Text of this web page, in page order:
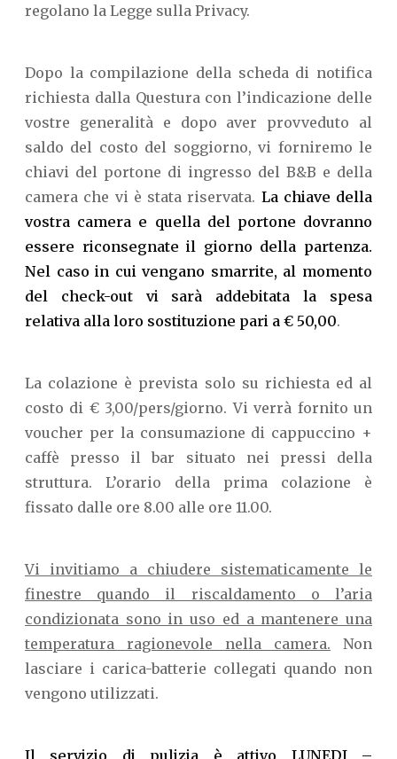
regolano la Legge sulla Privacy.
Dopo la compilazione della scheda di notifica
richiesta dalla Questura con l’indicazione delle
vostre generalità e dopo aver provveduto al
saldo del costo del soggiorno, vi forniremo le
chiavi del portone di ingresso del B&B e della
camera che vi è stata riservata. La chiave della
vostra camera e quella del portone dovranno
essere riconsegnate il giorno della partenza.
Nel caso in cui vengano smarrite, al momento
del check-out vi sarà addebitata la spesa
relativa alla loro sostituzione pari a € 50,00.
La colazione è prevista solo su richiesta ed al
costo di € 3,00/pers/giorno. Vi verrà fornito un
voucher per la consumazione di cappuccino +
caffè presso il bar situato nei pressi della
struttura. L’orario della prima colazione è
fissato dalle ore 8.00 alle ore 11.00.
Vi invitiamo a chiudere sistematicamente le
finestre quando il riscaldamento o l’aria
condizionata sono in uso ed a mantenere una
temperatura ragionevole nella camera. Non
lasciare i carica-batterie collegati quando non
vengono utilizzati.
Il servizio di pulizia è attivo LUNEDI –